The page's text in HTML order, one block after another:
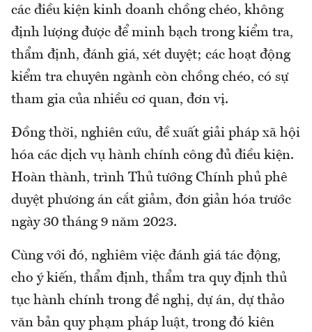
các điều kiện kinh doanh chồng chéo, không
định lượng được để minh bạch trong kiểm tra,
thẩm định, đánh giá, xét duyệt; các hoạt động
kiểm tra chuyên ngành còn chồng chéo, có sự
tham gia của nhiều cơ quan, đơn vị.
Đồng thời, nghiên cứu, đề xuất giải pháp xã hội
hóa các dịch vụ hành chính công đủ điều kiện.
Hoàn thành, trình Thủ tướng Chính phủ phê
duyệt phương án cắt giảm, đơn giản hóa trước
ngày 30 tháng 9 năm 2023.
Cùng với đó, nghiêm việc đánh giá tác động,
cho ý kiến, thẩm định, thẩm tra quy định thủ
tục hành chính trong đề nghị, dự án, dự thảo
văn bản quy phạm pháp luật, trong đó kiên